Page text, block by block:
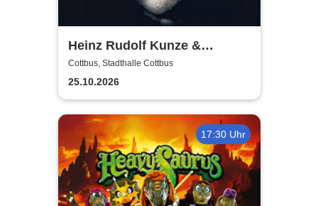
Heinz Rudolf Kunze &
Verstärkung - Angebot und
Nachfrage Tour
Cottbus, Stadthalle Cottbus
25.10.2026
17:30 Uhr